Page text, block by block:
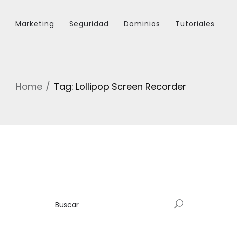
Marketing Seguridad Dominios Tutoriales
Home Tag: Lollipop Screen Recorder